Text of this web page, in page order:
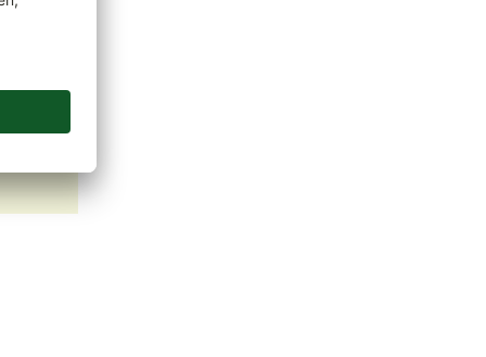
Sie